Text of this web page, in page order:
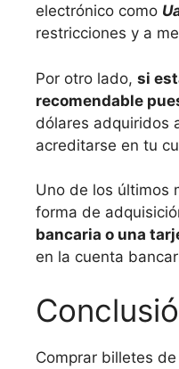
electrónico como
restricciones y a
Por otro lado, si
recomendable
dólares adquiridos
acreditarse en tu
Uno de los últimos
forma de
bancaria o una
en la cuenta
Comprar billetes